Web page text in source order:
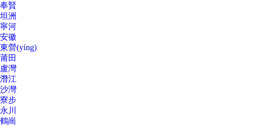
奉賢
坦洲
寧河
安徽
東營(yíng)
莆田
盧灣
潛江
沙灣
寮步
永川
鶴崗